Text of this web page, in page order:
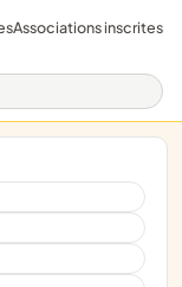
Associations inscrites